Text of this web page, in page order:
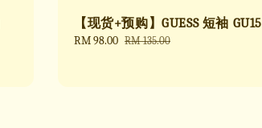
【现货+预购】GUESS 短袖 GU15
Sale
RM 98.00 Regular
RM 135.00